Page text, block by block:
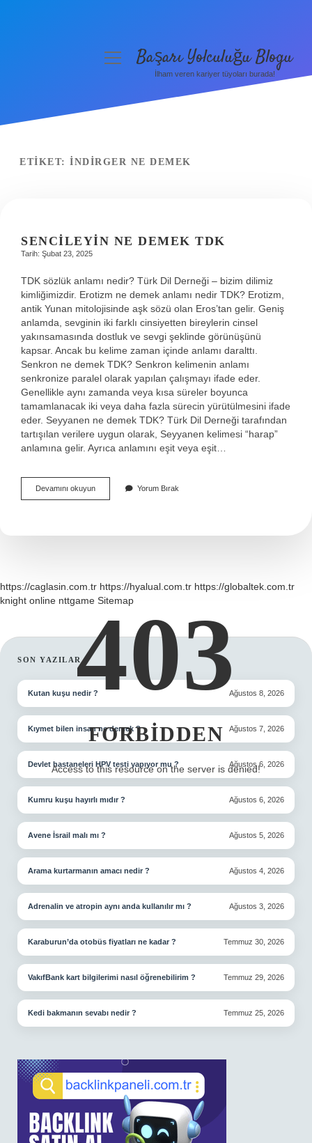
Gizlilik Politikası
menüyü
aç
Başarı Yolculuğu Blogu
İlham veren kariyer tüyoları burada!
ETIKET: İNDIRGER NE DEMEK
SENCILEYIN NE DEMEK TDK
Tarih: Şubat 23, 2025
TDK sözlük anlamı nedir? Türk Dil Derneği – bizim dilimiz
kimliğimizdir. Erotizm ne demek anlamı nedir TDK? Erotizm,
antik Yunan mitolojisinde aşk sözü olan Eros’tan gelir. Geniş
anlamda, sevginin iki farklı cinsiyetten bireylerin cinsel
yakınsamasında dostluk ve sevgi şeklinde görünüşünü
kapsar. Ancak bu kelime zaman içinde anlamı daralttı.
Senkron ne demek TDK? Senkron kelimenin anlamı
senkronize paralel olarak yapılan çalışmayı ifade eder.
Genellikle aynı zamanda veya kısa süreler boyunca
tamamlanacak iki veya daha fazla sürecin yürütülmesini ifade
eder. Seyyanen ne demek TDK? Türk Dil Derneği tarafından
tartışılan verilere uygun olarak, Seyyanen kelimesi “harap”
anlamına gelir. Ayrıca anlamını eşit veya eşit…
Devamını okuyunSencileyin
Ne
Yorum Bırak
https://caglasin.com.tr https://hyalual.com.tr https://globaltek.com.tr
knight online nttgame Sitemap
SIDEBAR
SON YAZILAR
Kutan kuşu nedir ? Ağustos 8, 2026
Kıymet bilen insan ne demek ? Ağustos 7, 2026
Devlet hastaneleri HPV testi yapıyor mu ? Ağustos 6, 2026
Kumru kuşu hayırlı mıdır ? Ağustos 6, 2026
Avene İsrail malı mı ? Ağustos 5, 2026
Arama kurtarmanın amacı nedir ? Ağustos 4, 2026
Adrenalin ve atropin aynı anda kullanılır mı ? Ağustos 3, 2026
Karaburun’da otobüs fiyatları ne kadar ? Temmuz 30, 2026
VakıfBank kart bilgilerimi nasıl öğrenebilirim ? Temmuz 29, 2026
Kedi bakmanın sevabı nedir ? Temmuz 25, 2026
403
FORBIDDEN
Access to this resource on the server is denied!